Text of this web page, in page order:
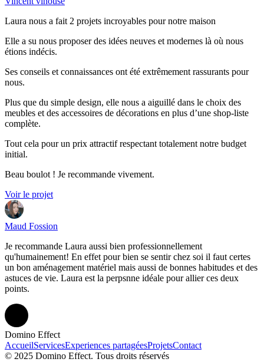
Laura nous a fait 2 projets incroyables pour notre maison
Elle a su nous proposer des idées neuves et modernes là où nous
étions indécis.
Ses conseils et connaissances ont été extrêmement rassurants pour
nous.
Plus que du simple design, elle nous a aiguillé dans le choix des
meubles et des accessoires de décorations en plus d’une shop-liste
complète.
Tout cela pour un prix attractif respectant totalement notre budget
initial.
Beau boulot ! Je recommande vivement.
Voir le projet
Maud Fossion
Je recommande Laura aussi bien professionnellement
qu'humainement! En effet pour bien se sentir chez soi il faut certes
un bon aménagement matériel mais aussi de bonnes habitudes et des
astuces de vie. Laura est la perpsnne idéale pour allier ces deux
points.
Domino Effect
AccueilServicesExperiences partagéesProjetsContact
© 2025 Domino Effect. Tous droits réservés